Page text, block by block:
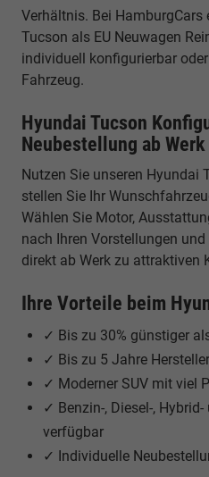
Verhältnis. Bei HamburgCars
Tucson als EU Neuwagen
individuell konfigurierbar
Fahrzeug.
Hyundai Tucson
Neubestellung ab Werk
Nutzen Sie unseren Hyundai
stellen Sie Ihr
Wählen Sie Motor,
nach Ihren Vorstellungen
direkt ab Werk zu attraktiven
Ihre Vorteile beim
✓ Bis zu 30% günstiger
✓ Bis zu 5 Jahre
✓ Moderner SUV mit viel
✓ Benzin-, Diesel-,
verfügbar
✓ Individuelle